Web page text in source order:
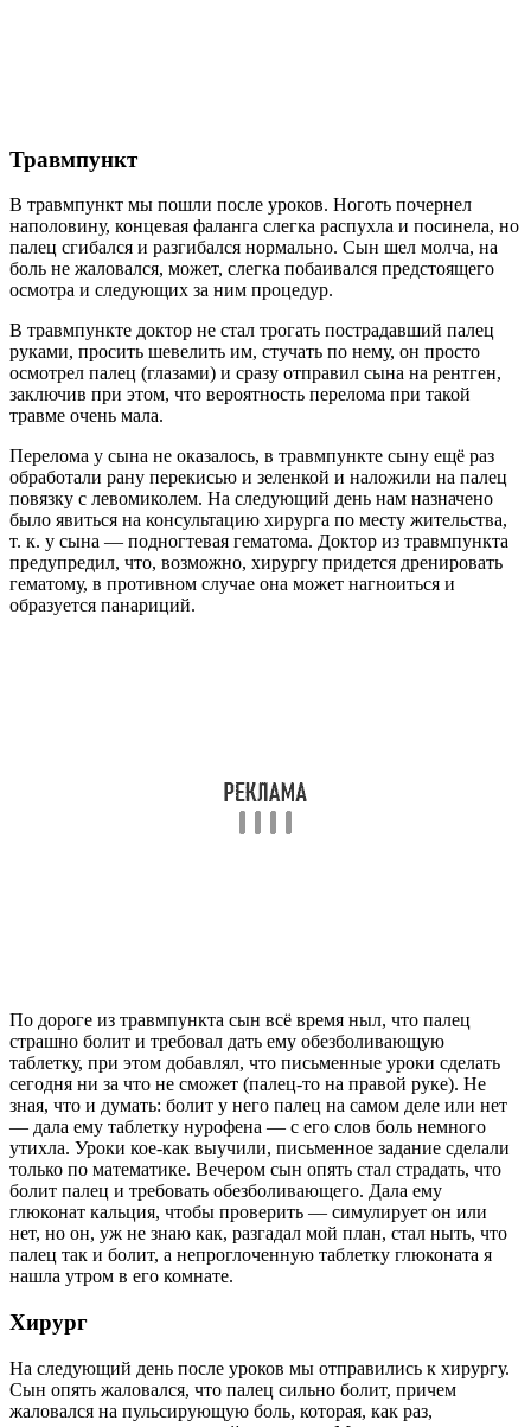
Травмпункт
В травмпункт мы пошли после уроков. Ноготь почернел
наполовину, концевая фаланга слегка распухла и посинела, но
палец сгибался и разгибался нормально. Сын шел молча, на
боль не жаловался, может, слегка побаивался предстоящего
осмотра и следующих за ним процедур.
В травмпункте доктор не стал трогать пострадавший палец
руками, просить шевелить им, стучать по нему, он просто
осмотрел палец (глазами) и сразу отправил сына на рентген,
заключив при этом, что вероятность перелома при такой
травме очень мала.
Перелома у сына не оказалось, в травмпункте сыну ещё раз
обработали рану перекисью и зеленкой и наложили на палец
повязку с левомиколем. На следующий день нам назначено
было явиться на консультацию хирурга по месту жительства,
т. к. у сына — подногтевая гематома. Доктор из травмпункта
предупредил, что, возможно, хирургу придется дренировать
гематому, в противном случае она может нагноиться и
образуется панариций.
По дороге из травмпункта сын всё время ныл, что палец
страшно болит и требовал дать ему обезболивающую
таблетку, при этом добавлял, что письменные уроки сделать
сегодня ни за что не сможет (палец-то на правой руке). Не
зная, что и думать: болит у него палец на самом деле или нет
— дала ему таблетку нурофена — с его слов боль немного
утихла. Уроки кое-как выучили, письменное задание сделали
только по математике. Вечером сын опять стал страдать, что
болит палец и требовать обезболивающего. Дала ему
глюконат кальция, чтобы проверить — симулирует он или
нет, но он, уж не знаю как, разгадал мой план, стал ныть, что
палец так и болит, а непроглоченную таблетку глюконата я
нашла утром в его комнате.
Хирург
На следующий день после уроков мы отправились к хирургу.
Сын опять жаловался, что палец сильно болит, причем
жаловался на пульсирующую боль, которая, как раз,